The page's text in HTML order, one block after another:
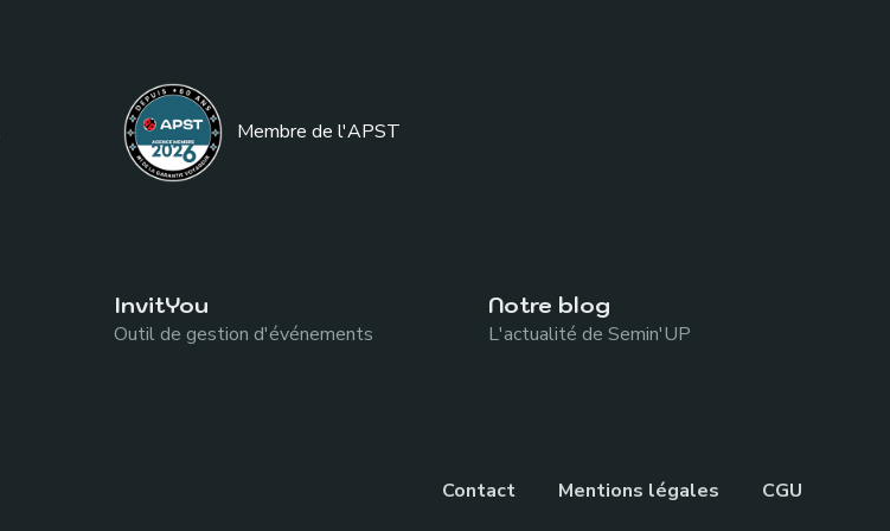
Membre de l'APST
InvitYou
Outil de gestion d'événements
Notre blog
L'actualité de Semin'UP
Contact Mentions légales CGU